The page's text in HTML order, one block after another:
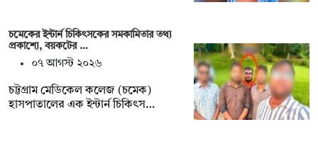
চমেকের ইন্টার্ন চিকিৎসকের সমকামিতার তথ্য
প্রকাশ্যে, বয়কটের …
০৭ আগস্ট ২০২৬
চট্টগ্রাম মেডিকেল কলেজ (চমেক)
হাসপাতালের এক ইন্টার্ন চিকিৎস…